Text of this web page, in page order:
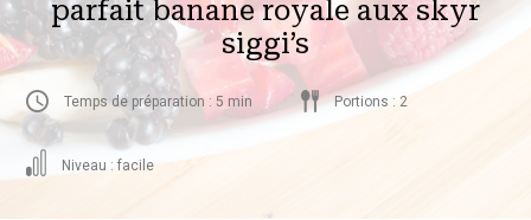
parfait banane royale aux skyr
siggi’s
Temps de préparation : 5 min Portions : 2
Niveau : facile